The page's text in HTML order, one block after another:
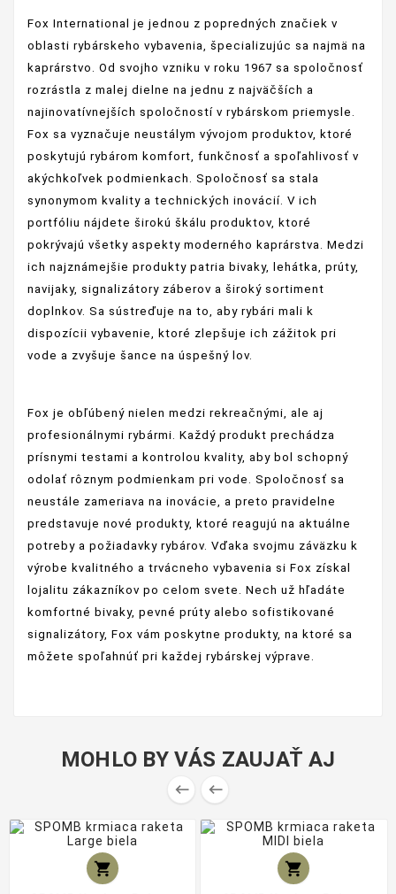
Fox International je jednou z popredných značiek v
oblasti rybárskeho vybavenia, špecializujúc sa najmä na
kaprárstvo. Od svojho vzniku v roku 1967 sa spoločnosť
rozrástla z malej dielne na jednu z najväčších a
najinovatívnejších spoločností v rybárskom priemysle.
Fox sa vyznačuje neustálym vývojom produktov, ktoré
poskytujú rybárom komfort, funkčnosť a spoľahlivosť v
akýchkoľvek podmienkach. Spoločnosť sa stala
synonymom kvality a technických inovácií. V ich
portfóliu nájdete širokú škálu produktov, ktoré
pokrývajú všetky aspekty moderného kaprárstva. Medzi
ich najznámejšie produkty patria bivaky, lehátka, prúty,
navijaky, signalizátory záberov a široký sortiment
doplnkov. Sa sústreďuje na to, aby rybári mali k
dispozícii vybavenie, ktoré zlepšuje ich zážitok pri
vode a zvyšuje šance na úspešný lov.
Fox je obľúbený nielen medzi rekreačnými, ale aj
profesionálnymi rybármi. Každý produkt prechádza
prísnymi testami a kontrolou kvality, aby bol schopný
odolať rôznym podmienkam pri vode. Spoločnosť sa
neustále zameriava na inovácie, a preto pravidelne
predstavuje nové produkty, ktoré reagujú na aktuálne
potreby a požiadavky rybárov. Vďaka svojmu záväzku k
výrobe kvalitného a trvácneho vybavenia si Fox získal
lojalitu zákazníkov po celom svete. Nech už hľadáte
komfortné bivaky, pevné prúty alebo sofistikované
signalizátory, Fox vám poskytne produkty, na ktoré sa
môžete spoľahnúť pri každej rybárskej výprave.
MOHLO BY VÁS ZAUJAŤ AJ
 
 